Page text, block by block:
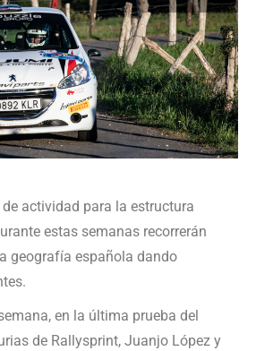
actividad para la estructura
estas semanas recorrerán
geografía española dando
en la última prueba del
de Rallysprint, Juanjo López y